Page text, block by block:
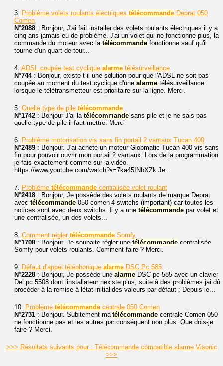
3. Problème volets roulants électriques télécommande Deprat 050
Comen
N°2088 : Bonjour, J'ai fait installer des volets roulants électriques il y a
cinq ans jamais eu de problème. J'ai un volet qui ne fonctionne plus, la
commande du moteur avec la télécommande fonctionne sauf qu'il
tourne d'un quart de tour...
4. ADSL coupée test cyclique alarme télésurveillance
N°744: Bonjour, existe-t-il une solution pour que l'ADSL ne soit pas
coupée au moment du test cyclique d'une alarme télésurveillance
lorsque le télétransmetteur est prioritaire sur la ligne. Merci.
5. Quelle type de pile télécommande
N°1742 : Bonjour J'ai la télécommande sans pile et je ne sais pas
quelle type de pile il faut mettre. Merci
6. Problème motorisation vis sans fin portail 2 vantaux Tucan 400
N°2489 : Bonjour. J'ai acheté un moteur Globmatic Tucan 400 vis sans
fin pour pouvoir ouvrir mon portail 2 vantaux. Lors de la programmation
je fais exactement comme sur la vidéo.
https://www.youtube.com/watch?v=7ka45INbXZk Je...
7. Problème télécommande centralisée volet roulant
N°2418 : Bonjour, Je possède des volets roulants de marque Deprat
avec télécommande 050 comen 4 switchs (important) car toutes les
notices sont avec deux switchs. Il y a une télécommande par volet et
une centralisée, un des volets...
8. Comment régler télécommande Somfy
N°1708 : Bonjour. Je souhaite régler une télécommande centralisée
Somfy pour volets roulants. Comment faire ? Merci.
9. Défaut d'appel téléphonique alarme DSC Pc 585
N°2228 : Bonjour, Je possède une alarme DSC pc 585 avec un clavier
Del pc 5508 dont linstallateur nexiste plus, suite à des problèmes jai dû
procéder à la remise à létat initial des valeurs par défaut ; Depuis le...
10. Problème télécommande centrale 050 Comen
N°2731 : Bonjour. Subitement ma télécommande centrale Comen 050
ne fonctionne pas et les autres par conséquent non plus. Que dois-je
faire ? Merci.
>>> Résultats suivants pour : Télécommande compatible alarme Visonic
>>>